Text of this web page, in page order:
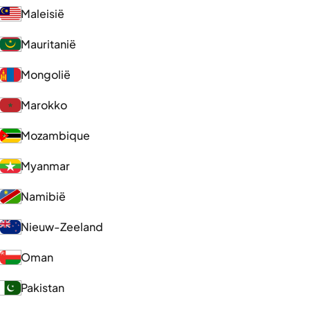
Maleisië
Mauritanië
Mongolië
Marokko
Mozambique
Myanmar
Namibië
Nieuw-Zeeland
Oman
Pakistan